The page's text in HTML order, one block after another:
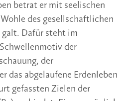
betrat er mit seelischen
des gesellschaftlichen
galt. Dafür steht im
der
der
das abgelaufene Erdenleben
gefassten Zielen der